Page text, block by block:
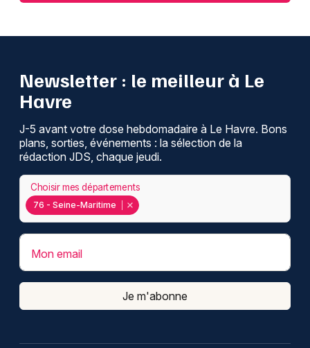
Newsletter : le meilleur à Le
Havre
J-5 avant votre dose hebdomadaire à Le Havre. Bons
plans, sorties, événements : la sélection de la
rédaction JDS, chaque jeudi.
76 - Seine-Maritime
Choisir mes départements
Mon email
Je m'abonne